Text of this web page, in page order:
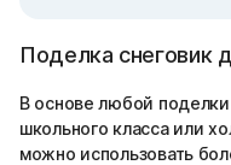
Поделка снеговик
В основе любой
школьного класса или
можно использовать